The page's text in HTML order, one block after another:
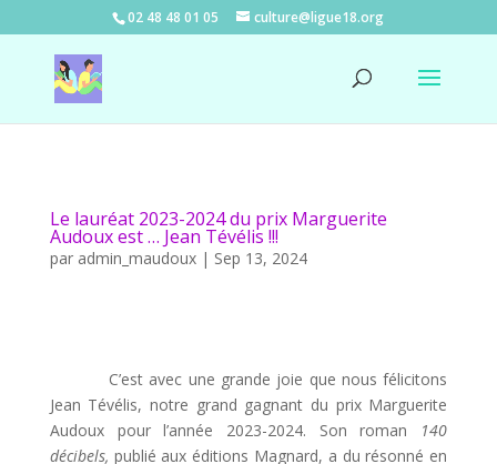
02 48 48 01 05 culture@ligue18.org
Le lauréat 2023-2024 du prix Marguerite
Audoux est … Jean Tévélis !!!
par admin_maudoux| Sep 13, 2024
C’est avec une grande joie que nous félicitons
Jean Tévélis, notre grand gagnant du prix Marguerite
Audoux pour l’année 2023-2024. Son roman 140
décibels, publié aux éditions Magnard, a du résonné en